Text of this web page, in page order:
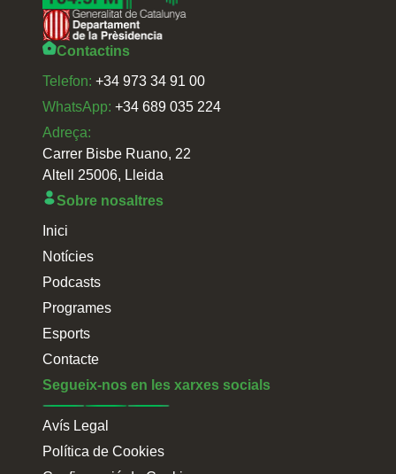
Contactins
Telefon: +34 973 34 91 00
WhatsApp: +34 689 035 224
Adreça:
Carrer Bisbe Ruano, 22
Altell 25006, Lleida
Sobre nosaltres
Inici
Notícies
Podcasts
Programes
Esports
Contacte
Segueix-nos en les xarxes socials
Avís Legal
Política de Cookies